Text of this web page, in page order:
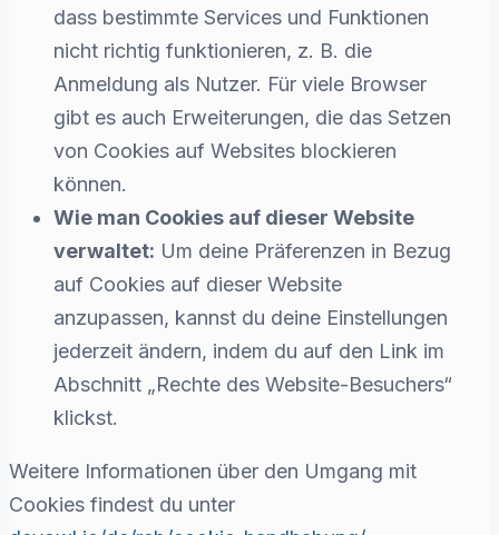
dass bestimmte Services und Funktionen
nicht richtig funktionieren, z. B. die
Anmeldung als Nutzer. Für viele Browser
gibt es auch Erweiterungen, die das Setzen
von Cookies auf Websites blockieren
können.
Wie man Cookies auf dieser Website
verwaltet: Um deine Präferenzen in Bezug
auf Cookies auf dieser Website
anzupassen, kannst du deine Einstellungen
jederzeit ändern, indem du auf den Link im
Abschnitt „Rechte des Website-Besuchers“
klickst.
Weitere Informationen über den Umgang mit
Cookies findest du unter